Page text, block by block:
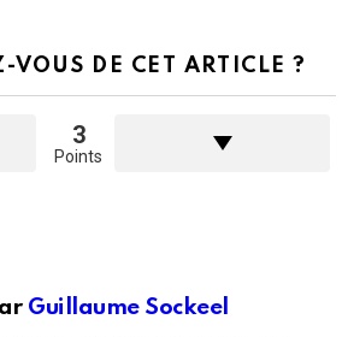
VOUS DE CET ARTICLE ?
3
Points
Guillaume Sockeel